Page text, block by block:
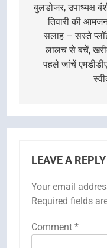
बुलडोजर, उपाध्यक्ष
तिवारी की
सलाह – सस्ते
लालच से बचें,
पहले जांचें
LEAVE A REPLY
Your email
Required fields
Comment *